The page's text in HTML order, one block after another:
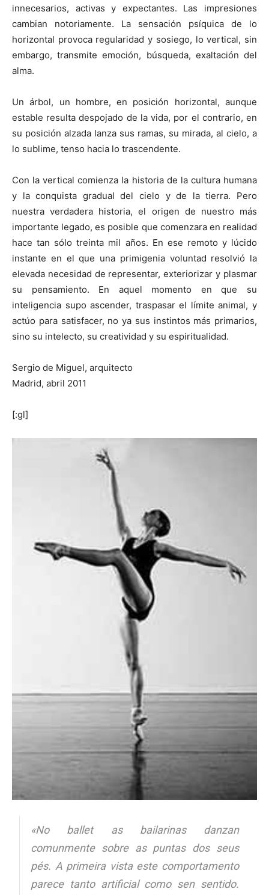
innecesarios, activas y expectantes. Las impresiones
cambian notoriamente. La sensación psíquica de lo
horizontal provoca regularidad y sosiego, lo vertical, sin
embargo, transmite emoción, búsqueda, exaltación del
alma.
Un árbol, un hombre, en posición horizontal, aunque
estable resulta despojado de la vida, por el contrario, en
su posición alzada lanza sus ramas, su mirada, al cielo, a
lo sublime, tenso hacia lo trascendente.
Con la vertical comienza la historia de la cultura humana
y la conquista gradual del cielo y de la tierra. Pero
nuestra verdadera historia, el origen de nuestro más
importante legado, es posible que comenzara en realidad
hace tan sólo treinta mil años. En ese remoto y lúcido
instante en el que una primigenia voluntad resolvió la
elevada necesidad de representar, exteriorizar y plasmar
su pensamiento. En aquel momento en que su
inteligencia supo ascender, traspasar el límite animal, y
actúo para satisfacer, no ya sus instintos más primarios,
sino su intelecto, su creatividad y su espiritualidad.
Sergio de Miguel, arquitecto
Madrid, abril 2011
[:gl]
«No ballet as bailarinas danzan
comunmente sobre as puntas dos seus
pés. A primeira vista este comportamento
parece tanto artificial como sen sentido.